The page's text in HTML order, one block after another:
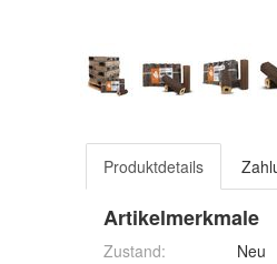
Produktdetails
Artikelmerkmale
Zustand:
Neu